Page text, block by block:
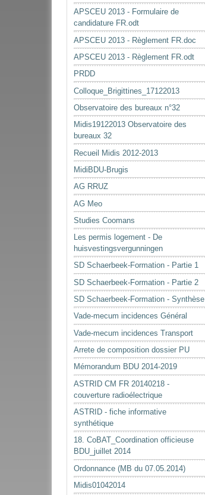
APSCEU 2013 - Formulaire de
candidature FR.odt
APSCEU 2013 - Règlement FR.doc
APSCEU 2013 - Règlement FR.odt
PRDD
Colloque_Brigittines_17122013
Observatoire des bureaux n°32
Midis19122013 Observatoire des
bureaux 32
Recueil Midis 2012-2013
MidiBDU-Brugis
AG RRUZ
AG Meo
Studies Coomans
Les permis logement - De
huisvestingsvergunningen
SD Schaerbeek-Formation - Partie 1
SD Schaerbeek-Formation - Partie 2
SD Schaerbeek-Formation - Synthèse
Vade-mecum incidences Général
Vade-mecum incidences Transport
Arrete de composition dossier PU
Mémorandum BDU 2014-2019
ASTRID CM FR 20140218 -
couverture radioélectrique
ASTRID - fiche informative
synthétique
18. CoBAT_Coordination officieuse
BDU_juillet 2014
Ordonnance (MB du 07.05.2014)
Midis01042014